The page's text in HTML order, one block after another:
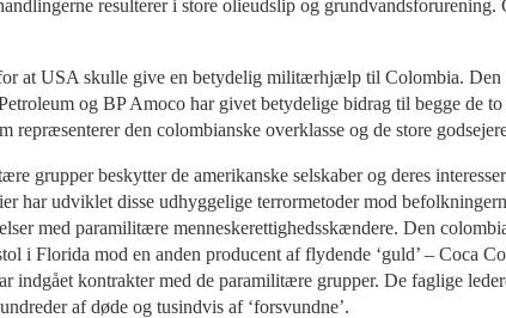
resulterer i store olieudslip og
at USA skulle give en betydelig militærhjælp til Colombia.
og BP Amoco har givet betydelige bidrag til begge de
den colombianske overklasse og de store
grupper beskytter de amerikanske selskaber og deres
har udviklet disse udhyggelige terrormetoder mod
med paramilitære menneskerettighedsskændere. Den
i Florida mod en anden producent af flydende ‘guld’ – Coca
indgået kontrakter med de paramilitære grupper. De faglige
af døde og tusindvis af ‘forsvundne’.